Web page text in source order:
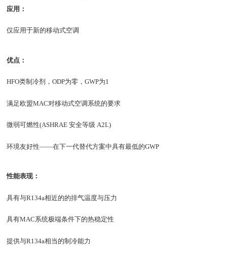
应用：
仅应用于新的移动式空调
优点：
HFO类制冷剂，ODP为零，GWP为1
满足欧盟MAC对移动式空调系统的要求
微弱可燃性(ASHRAE 安全等级 A2L)
环境友好性——在下一代替代方案中具有最低的GWP
性能表现：
具有与R134a相近的的排气温度与压力
具有MAC系统极端条件下的热稳定性
提供与R134a相当的制冷能力